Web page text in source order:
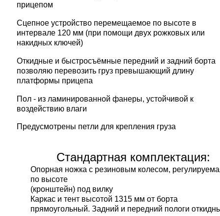
прицепом
Сцепное устройство перемещаемое по высоте в
интервале 120 мм (при помощи двух рожковых или
накидных ключей)
Откидные и быстросъёмные передний и задний борта
позволяю перевозить груз превышающий длину
платформы прицепа
Пол - из ламинированной фанеры, устойчивой к
воздействию влаги
Предусмотрены петли для крепления груза
Стандартная комплектация:
Опорная ножка с резиновым колесом,
по высоте
(кронштейн) под вилку
Каркас и тент высотой 1315 мм от борта
прямоугольный. Задний и передний пологи